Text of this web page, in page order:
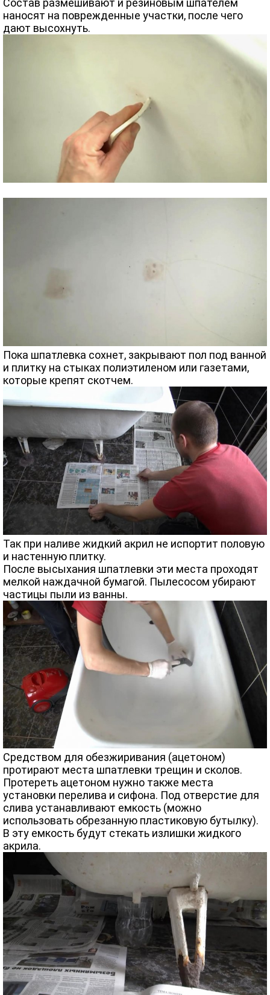
Состав размешивают и резиновым шпателем
наносят на поврежденные участки, после чего
дают высохнуть.
Пока шпатлевка сохнет, закрывают пол под ванной
и плитку на стыках полиэтиленом или газетами,
которые крепят скотчем.
Так при наливе жидкий акрил не испортит половую
и настенную плитку.
После высыхания шпатлевки эти места проходят
мелкой наждачной бумагой. Пылесосом убирают
частицы пыли из ванны.
Средством для обезжиривания (ацетоном)
протирают места шпатлевки трещин и сколов.
Протереть ацетоном нужно также места
установки перелива и сифона. Под отверстие для
слива устанавливают емкость (можно
использовать обрезанную пластиковую бутылку).
В эту емкость будут стекать излишки жидкого
акрила.